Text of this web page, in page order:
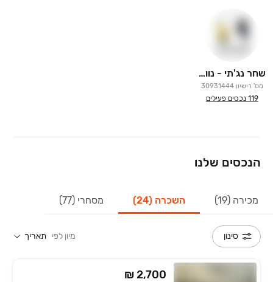
שחר נג'תי - נווה נדל"ן
מס' רישיון 30931444
119 נכסים פעילים
הנכסים שלנו
מכירה (19) השכרה (24) מסחרי (77)
סינון מיון לפי תאריך
₪ 2,700